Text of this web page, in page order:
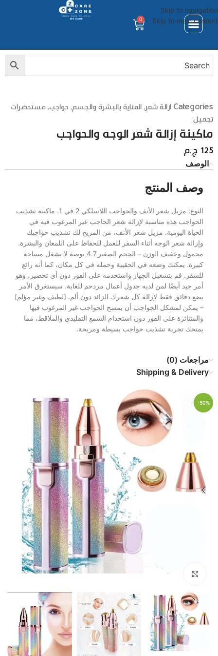
Skip to navigation
Skip to main content
0
Categoriesازالة شعر,العناية بالبشرة والجسم,حواجب,مستحضرات
تجميل
ماكينة إزالة شعر الوجه والحواجب
125ج.م
الوصف
وصف المنتج
النوع: مزيل شعر الأنف والحواجب اللاسلكي 2 في 1. ماكينة تشذيب
الحواجب هذه مناسبة لإزالة شعر الحاجب غير المرغوب فيه في
الحياة اليومية. مزيل شعر الأنف، من المريح لك تشذيب حواجبك
وإزالة شعر الوجه أثناء السفر للعمل للحفاظ على اللمعان والبشرة.
محمول وخفيف الوزن – الحجم الصغير 4.7 بوصة لا يشغل مساحة
كبيرة. يمكنك وضعه في الحقيبة وحمله في كل مكان، كما أنه رائع
للسفر. قم بتشغيل الجهاز واستخدمه على الفور دون أي تحضير، وهو
أمر جيد أيضًا لمن لديه جدول أعمال مزدحم للغاية. سيستغرق الأمر
بضع دقائق فقط لإزالة كل شعرك الزائد دون ألم. [لطيف وغير مؤلم]
– يمكن لمشكل الحواجب أن يمسح الحواجب غير المرغوب فيها
والمتناثرة على الفور دون استخدام الشمع التقليدي والملاقط، مما
يمنحك تجربة تشذيب حواجب بسيطة ومريحة.
مراجعات (0)
Shipping & Delivery
-50%
Click to enlarge